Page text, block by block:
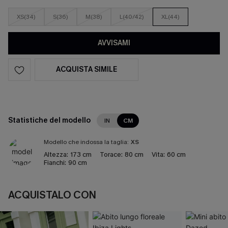
XS(34) S(36) M(38) L(40/42) XL(44)
AVVISAMI
ACQUISTA SIMILE
Statistiche del modello IN CM
Modello che indossa la taglia: XS
Altezza: 173 cm Torace: 80 cm Vita: 60 cm
Fianchi: 90 cm
ACQUISTALO CON